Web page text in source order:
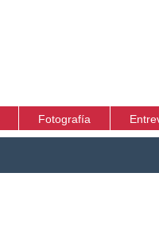
Fotografía